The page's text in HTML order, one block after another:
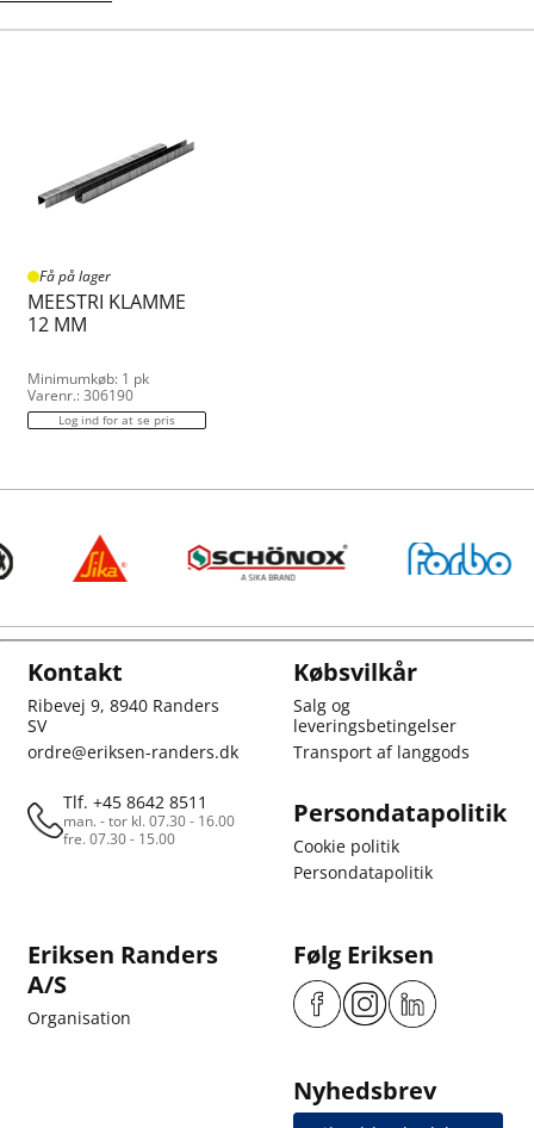
Få på lager
MEESTRI KLAMME
12 MM
Minimumkøb: 1 pk
Varenr.: 306190
Log ind for at se pris
Kontakt
Ribevej 9, 8940 Randers
SV
ordre@eriksen-randers.dk
Tlf. +45 8642 8511
man. - tor kl. 07.30 - 16.00
fre. 07.30 - 15.00
Købsvilkår
Salg og
leveringsbetingelser
Transport af langgods
Persondatapolitik
Cookie politik
Persondatapolitik
Eriksen Randers
A/S
Organisation
Følg Eriksen
Nyhedsbrev